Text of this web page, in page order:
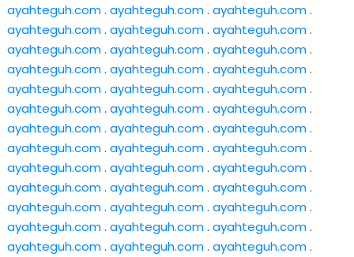
ayahteguh.com. ayahteguh.com. ayahteguh.com.
ayahteguh.com. ayahteguh.com. ayahteguh.com.
ayahteguh.com. ayahteguh.com. ayahteguh.com.
ayahteguh.com. ayahteguh.com. ayahteguh.com.
ayahteguh.com. ayahteguh.com. ayahteguh.com.
ayahteguh.com. ayahteguh.com. ayahteguh.com.
ayahteguh.com. ayahteguh.com. ayahteguh.com.
ayahteguh.com. ayahteguh.com. ayahteguh.com.
ayahteguh.com. ayahteguh.com. ayahteguh.com.
ayahteguh.com. ayahteguh.com. ayahteguh.com.
ayahteguh.com. ayahteguh.com. ayahteguh.com.
ayahteguh.com. ayahteguh.com. ayahteguh.com.
ayahteguh.com. ayahteguh.com. ayahteguh.com.